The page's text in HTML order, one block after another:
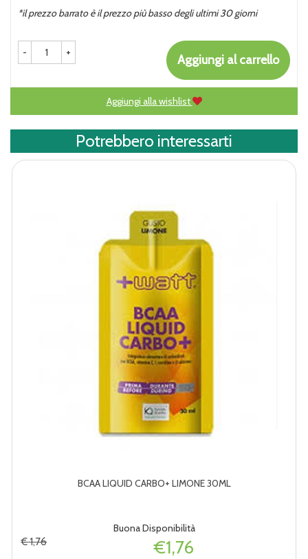
scontato
*il prezzo barrato è il prezzo più basso degli ultimi 30 giorni
- + Aggiungi al carrello
Aggiungi alla wishlist
Potrebbero interessarti
BCAA LIQUID CARBO+ LIMONE 30ML
Buona Disponibilità
€1,76
€ 1,76